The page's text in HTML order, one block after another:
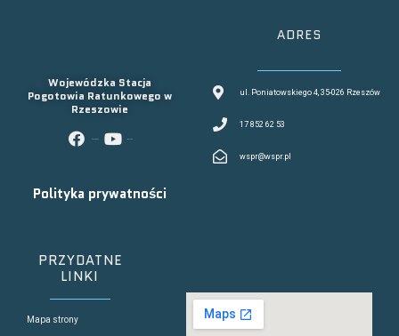
Wojewódzka Stacja
Pogotowia Ratunkowego w
Rzeszowie
Polityka prywatności
ADRES
ul. Poniatowskiego 4, 35-026 Rzeszów
17 852 62 53
wspr@wspr.pl
PRZYDATNE
LINKI
Mapa strony